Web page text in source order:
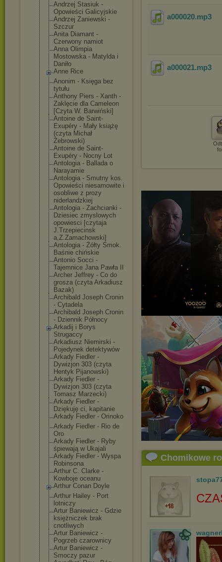
Andrzej Stasiuk -
Opowieści Galicyjskie
Andrzej Zaniewski -
Szczur
Anita Diamant -
Czerwony namiot
Anna Olimpia
Mostowska - Matylda i
Daniło
Anne Rice
Anonim - Księga bez
tytułu
Anthony Piers - Xanth -
Zaklęcie dla Cameleon
[Czyta W. Barwiński]
Antoine de Saint-
Exupéry - Mały książę
(czyta Michał
Żebrowski)
Antoine de Saint-
Exupéry - Nocny Lot
Antologia - Ballada o
Narayamie
Antologia - Smutny kos.
Opowieści niesamowite i
osobliwe z prozy
niderlandzkiej
Antologia - Zachcianki -
Dziesiec zmyslowych
opowiesci [czytaja
J.Trzepiecinsk
a,Z.Zamachowski]
Antologia - Żółty Smok.
Baśnie chińskie
Antonio Socci -
Tajemnice Jana Pawła II
Archer Jeffrey - Co do
grosza (czyta Arkadiusz
Bazak)
Archibald Joseph Cronin
- Cytadela
Archibald Joseph Cronin
- Dziennik Północy
Arkadij i Borys
Strugaccy
Arkadiusz Niemirski -
Pojedynek detektywów
Arkady Fiedler -
Dywizjon 303 (czyta
Hentyk Pijanowski)
Arkady Fiedler -
Dywizjon 303 (czyta
Tomasz Marzecki)
Arkady Fiedler -
Dziękuję ci, kapitanie
Arkady Fiedler - Orinoko
Arkady Fiedler - Rio de
Oro
Arkady Fiedler - Ryby
śpiewają w Ukajali
Arkady Fiedler - Wyspa
Robinsona
Arthur C. Clarke -
Kowboje oceanu
Arthur Conan Doyle
Arthur Hailey - Port
lotniczy
Artur Baniewicz - Gdzie
księżniczek brak
cnotliwych
Artur Baniewicz -
Pogrzeb czarownicy
Artur Baniewicz -
Smoczy pazur
a000020.mp3
a000021.mp3
Chomikowe